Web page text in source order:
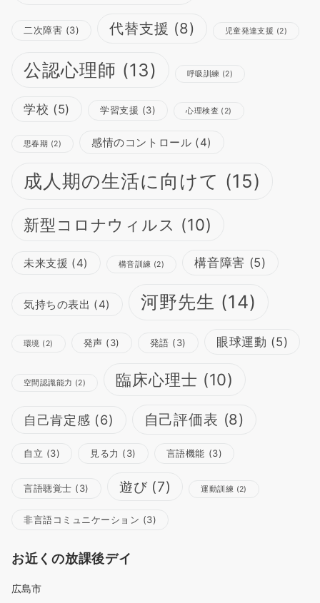
二次障害 (3) 代替支援 (8) 児童発達支援 (2)
公認心理師 (13) 呼吸訓練 (2)
学校 (5) 学習支援 (3) 心理検査 (2)
思春期 (2) 感情のコントロール (4)
成人期の生活に向けて (15)
新型コロナウィルス (10)
未来支援 (4) 構音訓練 (2) 構音障害 (5)
気持ちの表出 (4) 河野先生 (14)
環境 (2) 発声 (3) 発語 (3) 眼球運動 (5)
空間認識能力 (2) 臨床心理士 (10)
自己肯定感 (6) 自己評価表 (8)
自立 (3) 見る力 (3) 言語機能 (3)
言語聴覚士 (3) 遊び(7) 運動訓練 (2)
非言語コミュニケーション (3)
お近くの放課後デイ
広島市